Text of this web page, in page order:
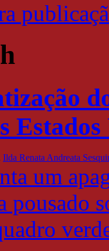
Estados
Ilda Renata Andreata